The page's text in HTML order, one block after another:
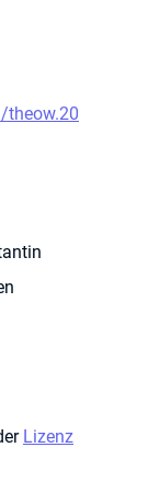
Lizenz